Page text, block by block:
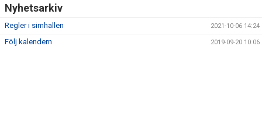
Nyhetsarkiv
Regler i simhallen 2021-10-06 14:24
Följ kalendern 2019-09-20 10:06